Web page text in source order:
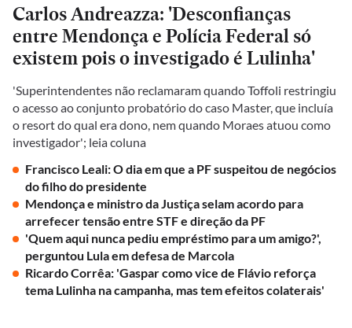
Carlos Andreazza: 'Desconfianças
entre Mendonça e Polícia Federal só
existem pois o investigado é Lulinha'
'Superintendentes não reclamaram quando Toffoli restringiu
o acesso ao conjunto probatório do caso Master, que incluía
o resort do qual era dono, nem quando Moraes atuou como
investigador'; leia coluna
Francisco Leali: O dia em que a PF suspeitou de negócios
do filho do presidente
Mendonça e ministro da Justiça selam acordo para
arrefecer tensão entre STF e direção da PF
'Quem aqui nunca pediu empréstimo para um amigo?',
perguntou Lula em defesa de Marcola
Ricardo Corrêa: 'Gaspar como vice de Flávio reforça
tema Lulinha na campanha, mas tem efeitos colaterais'